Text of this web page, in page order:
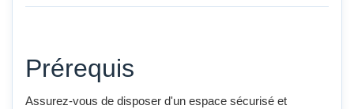
Prérequis
Assurez-vous de disposer d'un espace sécurisé et